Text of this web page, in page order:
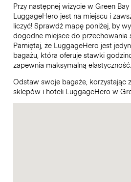
Przy następnej wizycie w Green
LuggageHero jest na miejscu i
liczyć! Sprawdź mapę poniżej, by
dogodne miejsce do przechowania
Pamiętaj, że LuggageHero jest
bagażu, która oferuje stawki
zapewnia maksymalną elastyczność.
Odstaw swoje bagaże, korzystając
sklepów i hoteli LuggageHero w